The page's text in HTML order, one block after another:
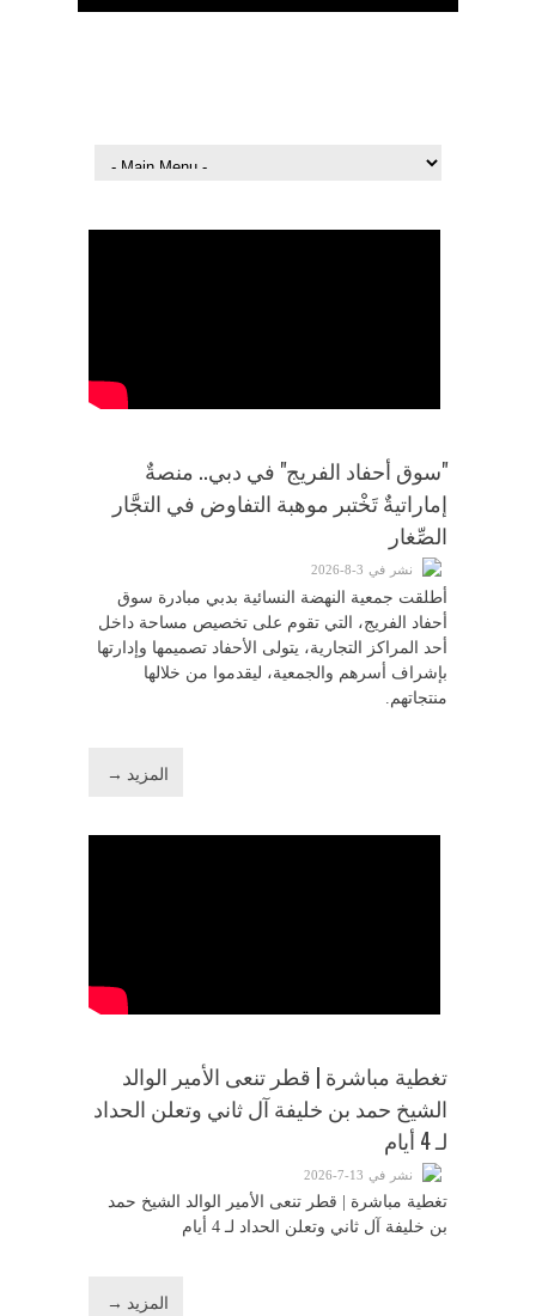
تواصل معنا الرئيسية
"سوق أحفاد الفريج" في دبي.. منصةٌ
إماراتيةٌ تَخْتبر موهبة التفاوض في التجَّار
الصِّغار
نشر في 3-8-2026
أطلقت جمعية النهضة النسائية بدبي مبادرة سوق
أحفاد الفريج، التي تقوم على تخصيص مساحة داخل
أحد المراكز التجارية، يتولى الأحفاد تصميمها وإدارتها
بإشراف أسرهم والجمعية، ليقدموا من خلالها
منتجاتهم.
المزيد →
تغطية مباشرة | قطر تنعى الأمير الوالد
الشيخ حمد بن خليفة آل ثاني وتعلن الحداد
لـ 4 أيام
نشر في 13-7-2026
تغطية مباشرة | قطر تنعى الأمير الوالد الشيخ حمد
بن خليفة آل ثاني وتعلن الحداد لـ 4 أيام
المزيد →